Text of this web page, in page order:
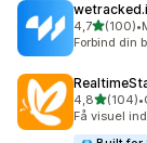
4,7ud af 5
(100)
100 •
Forbind din
4,8ud af 5
(104)
104 •
Få visuel